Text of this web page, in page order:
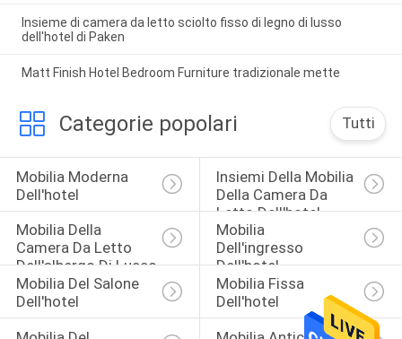
Insieme di camera da letto sciolto fisso di legno di lusso
dell'hotel di Paken
Matt Finish Hotel Bedroom Furniture tradizionale mette
Categorie popolari Tutti
Mobilia Moderna
Dell'hotel
Insiemi Della Mobilia
Della Camera Da
Letto Dell'hotel
Mobilia Della
Camera Da Letto
Dell'albergo Di Lusso
Mobilia
Dell'ingresso
Dell'hotel
Mobilia Del Salone
Dell'hotel
Mobilia Fissa
Dell'hotel